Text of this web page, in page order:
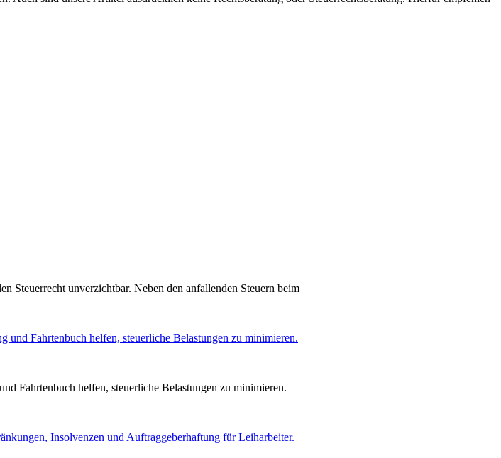
Steuerrecht unverzichtbar. Neben den anfallenden Steuern beim
Fahrtenbuch helfen, steuerliche Belastungen zu minimieren.